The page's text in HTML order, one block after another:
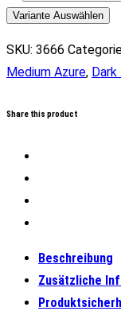
1
6
(versch.
Variante Auswählen
SKU: 3666
Medium Azure, Dark
Share this product
Beschreibung
Zusätzliche